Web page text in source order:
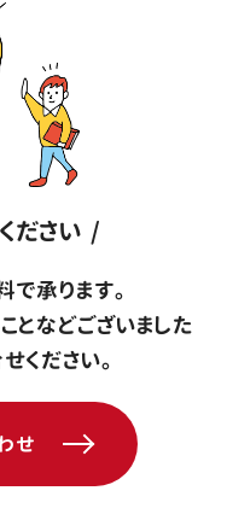
ださい /
承ります。
となどございました
ください。
せ